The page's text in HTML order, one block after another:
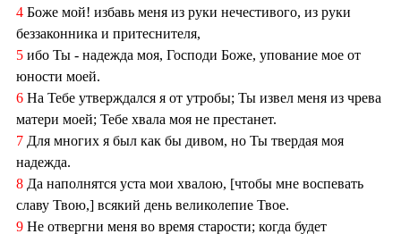
4 Боже мой! избавь меня из руки нечестивого, из руки
беззаконника и притеснителя,
5 ибо Ты - надежда моя, Господи Боже, упование мое от
юности моей.
6 На Тебе утверждался я от утробы; Ты извел меня из чрева
матери моей; Тебе хвала моя не престанет.
7 Для многих я был как бы дивом, но Ты твердая моя
надежда.
8 Да наполнятся уста мои хвалою, [чтобы мне воспевать
славу Твою,] всякий день великолепие Твое.
9 Не отвергни меня во время старости; когда будет